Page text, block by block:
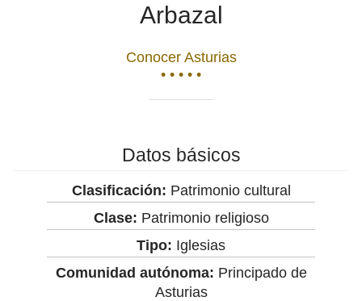
Arbazal
Conocer Asturias
• • • • •
Datos básicos
Clasificación: Patrimonio cultural
Clase: Patrimonio religioso
Tipo: Iglesias
Comunidad autónoma: Principado de
Asturias